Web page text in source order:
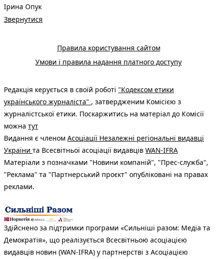
Ірина Опук
Звернутися
Правила користування сайтом
Умови і правила надання платного доступу
Редакція керується в своїй роботі "Кодексом етики
українського журналіста" , затвердженим Комісією з
журналістської етики. Поскаржитись на матеріал до Комісії
можна тут
Видання є членом Асоціації Незалежні регіональні видавці
України та Всесвітньої асоціації видавців WAN-IFRA
Матеріали з позначками "Новини компаній", "Прес-служба",
"Реклама" та "Партнерський проєкт" опубліковані на правах
реклами.
Здійснено за підтримки програми «Сильніші разом: Медіа та
Демократія», що реалізується Всесвітньою асоціацією
видавців новин (WAN-IFRA) у партнерстві з Асоціацією